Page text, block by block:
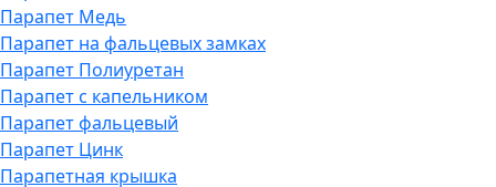
Парапет Медь
Парапет на фальцевых замках
Парапет Полиуретан
Парапет с капельником
Парапет фальцевый
Парапет Цинк
Парапетная крышка